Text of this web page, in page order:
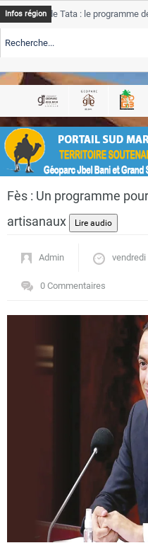
Close
Actualités
Evenements
Infos région
de Tata : le programme de
TSGJB Tourisme : l’ONMT
TSGJB Tourisme au Maroc :
Fès : Un programme
artisanaux
Admin
0 Commentaires